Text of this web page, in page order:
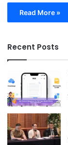
Read More »
Recent Posts